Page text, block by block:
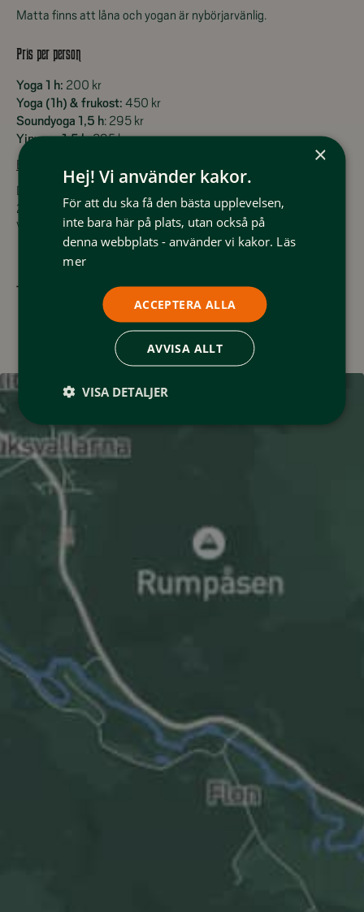
Matta finns att låna och yogan är nybörjarvänlig.
Pris per person
Yoga 1 h: 200 kr
Yoga (1h) & frukost: 450 kr
Soundyoga 1,5 h: 295 kr
Yinyoga 1,5 h: 295 kr
Boka din plats här!
Du kan också alltid boka din plats genom att ringa på 0684-
230 30 eller mailainfo@fjallnas.se
Vi erbjuder även drop-in i mån av plats.
Till Yoga Fjällnäs
×
Hej! Vi använder kakor.
För att du ska få den bästa upplevelsen,
inte bara här på plats, utan också på
denna webbplats - använder vi kakor. Läs
mer
ACCEPTERA ALLA
AVVISA ALLT
VISA DETALJER